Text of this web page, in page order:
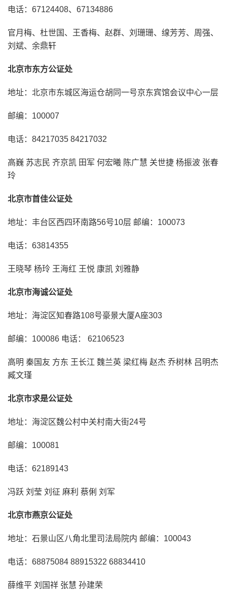
电话：67124408、67134886
官月梅、杜世国、王香梅、赵群、刘珊珊、缐芳芳、周强、
刘斌、余鼎轩
北京市东方公证处
地址：北京市东城区海运仓胡同一号京东宾馆会议中心一层
邮编：100007
电话：84217035 84217032
高巍 苏志民 齐京凯 田军 何宏曦 陈广慧 关世捷 杨振波 张春
玲
北京市首佳公证处
地址：丰台区西四环南路56号10层 邮编：100073
电话：63814355
王晓琴 杨玲 王海红 王悦 康凯 刘雅静
北京市海诚公证处
地址：海淀区知春路108号豪景大厦A座303
邮编：100086 电话： 62106523
高明 秦国友 方东 王长江 魏兰英 梁红梅 赵杰 乔树林 吕明杰
臧文瑾
北京市求是公证处
地址：海淀区魏公村中关村南大街24号
邮编：100081
电话：62189143
冯跃 刘莹 刘征 麻利 蔡俐 刘军
北京市燕京公证处
地址：石景山区八角北里司法局院内 邮编：100043
电话：68875084 88915322 68834410
薛维平 刘国祥 张慧 孙建荣